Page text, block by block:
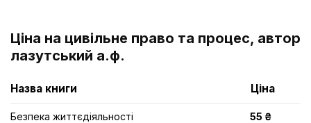
Ціна на цивільне право та процес, автор
лазутський а.ф.
Назва книги Ціна
Безпека життєдіяльності 55 ₴